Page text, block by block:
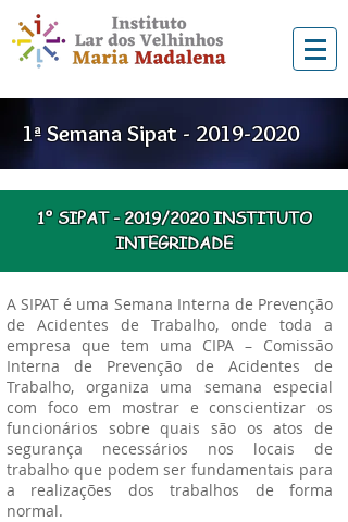
1ª Semana Sipat - 2019-2020
1º SIPAT - 2019/2020 INSTITUTO
INTEGRIDADE
A SIPAT é uma Semana Interna de Prevenção
de Acidentes de Trabalho, onde toda a
empresa que tem uma CIPA – Comissão
Interna de Prevenção de Acidentes de
Trabalho, organiza uma semana especial
com foco em mostrar e conscientizar os
funcionários sobre quais são os atos de
segurança necessários nos locais de
trabalho que podem ser fundamentais para
a realizações dos trabalhos de forma
normal.